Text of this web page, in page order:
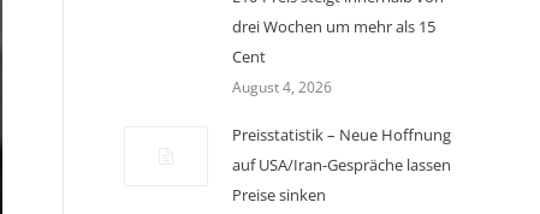
drei Wochen um mehr als 15
Cent
August 4, 2026
Preisstatistik – Neue Hoffnung
auf USA/Iran-Gespräche lassen
Preise sinken